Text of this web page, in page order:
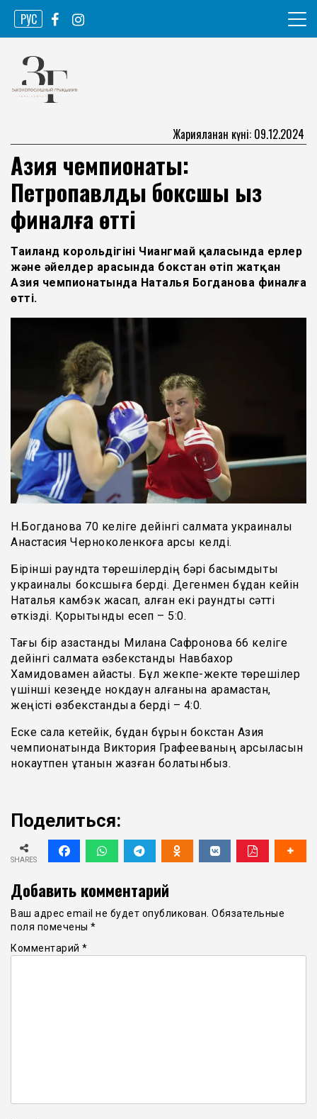
Skip
content
РУС
Законопослушный гражданин
Жарияланған күні: 09.12.2024
Азия чемпионаты:
Петропавлдық боксшы қыз
финалға өтті
Таиланд корольдігінің Чиангмай қаласында ерлер
және әйелдер арасында бокстан өтіп жатқан
Азия чемпионатында Наталья Богданова финалға
өтті.
Н.Богданова 70 келіге дейінгі салмақта украиналық
Анастасия Черноколенкоға қарсы келді.
Бірінші раундта төрешілердің бәрі басымдықты
украиналық боксшыға берді. Дегенмен бұдан кейін
Наталья камбэк жасап, қалған екі раундты сәтті
өткізді. Қорытынды есеп – 5:0.
Тағы бір қазақстандық Милана Сафронова 66 келіге
дейінгі салмақта өзбекстандық Навбахор
Хамидовамен айқасты. Бұл жекпе-жекте төрешілер
үшінші кезеңде нокдаун алғанына қарамастан,
жеңісті өзбекстандыққа берді – 4:0.
Еске сала кетейік, бұдан бұрын бокстан Азия
чемпионатында Виктория Графееваның қарсыласын
нокаутпен ұтқанын жазған болатынбыз.
Поделиться:
SHARES
Добавить комментарий
Ваш адрес email не будет опубликован. Обязательные
поля помечены *
Комментарий *